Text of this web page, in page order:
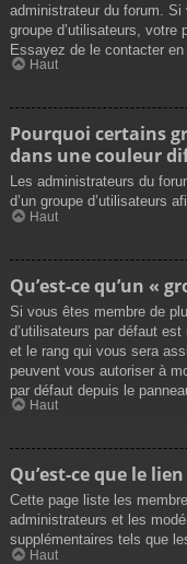
administrateur du forum. Si
groupe d’utilisateurs, votre
Essayez de le contacter
Haut
Pourquoi certains
dans une couleur
Les administrateurs du
d’un groupe d’utilisateurs
Haut
Qu’est-ce qu’un «
Si vous êtes membre de
d’utilisateurs par défaut
et le rang qui vous sera
peuvent vous autoriser à
par défaut depuis le
Haut
Qu’est-ce que le lien
Cette page liste les
administrateurs et les
supplémentaires tels que
Haut